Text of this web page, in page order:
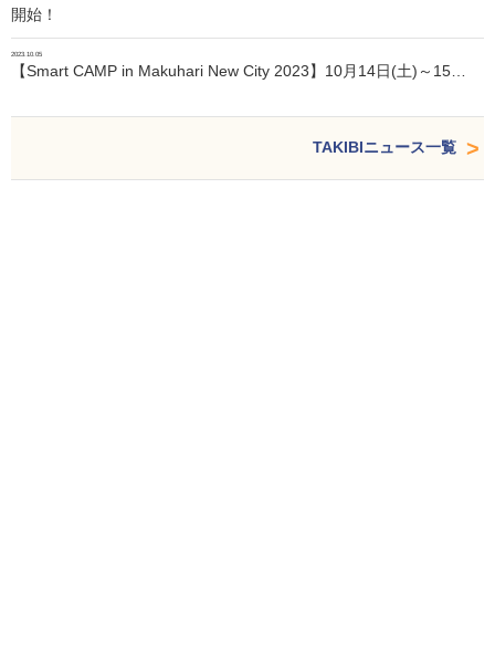
開始！
2023.10.05
【Smart CAMP in Makuhari New City 2023】10月14日(土)～15…
TAKIBIニュース一覧